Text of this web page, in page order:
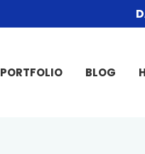
PORTFOLIO BLOG